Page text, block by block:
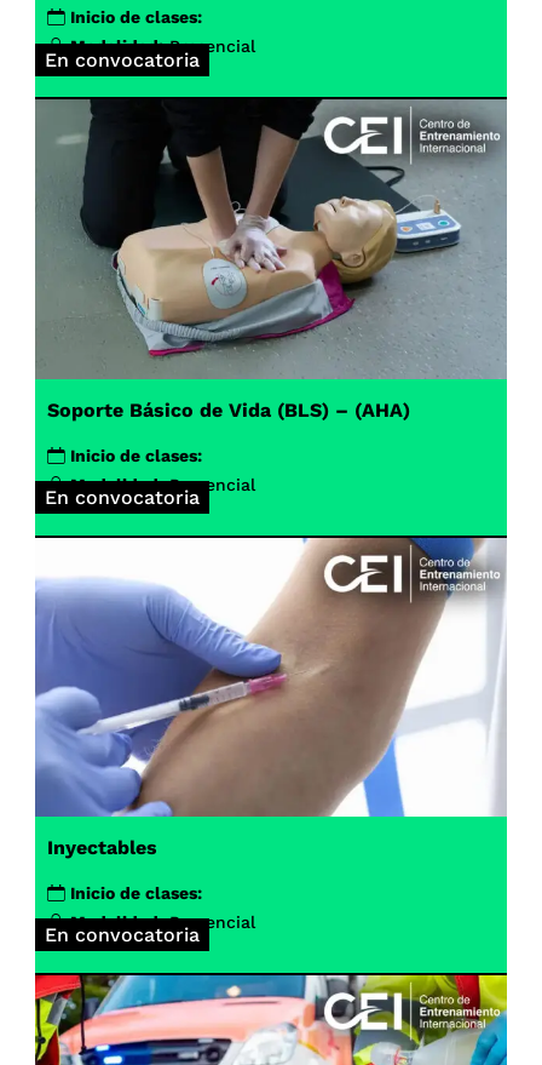
En convocatoria
Inicio de clases:
Modalidad: Presencial
En convocatoria
Soporte Básico de Vida (BLS) – (AHA)
Inicio de clases:
Modalidad: Presencial
En convocatoria
Inyectables
Inicio de clases:
Modalidad: Presencial